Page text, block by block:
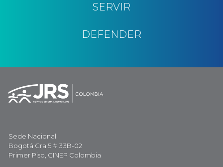
SERVIR
DEFENDER
Sede Nacional
Bogotá Cra 5 # 33B-02
Primer Piso, CINEP Colombia